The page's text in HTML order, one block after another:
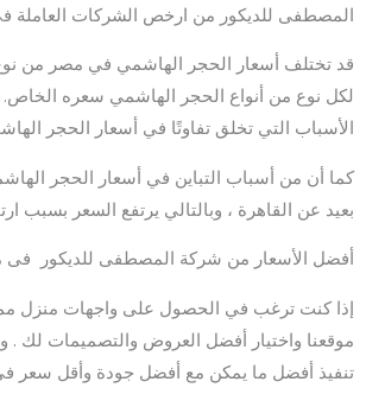
المصطفى للديكور من ارخص الشركات العاملة
قد تختلف أسعار الحجر الهاشمي في مصر من
لكل نوع من أنواع الحجر الهاشمي سعره
الأسباب التي تخلق تفاوتًا في أسعار الحجر
كما أن من أسباب التباين في أسعار الحجر
بعيد عن القاهرة ، وبالتالي يرتفع السعر بسبب
أفضل الأسعار من شركة المصطفى للديكور
إذا كنت ترغب في الحصول على واجهات منزل
موقعنا واختيار أفضل العروض والتصميمات لك .
تنفيذ أفضل ما يمكن مع أفضل جودة وأقل سعر